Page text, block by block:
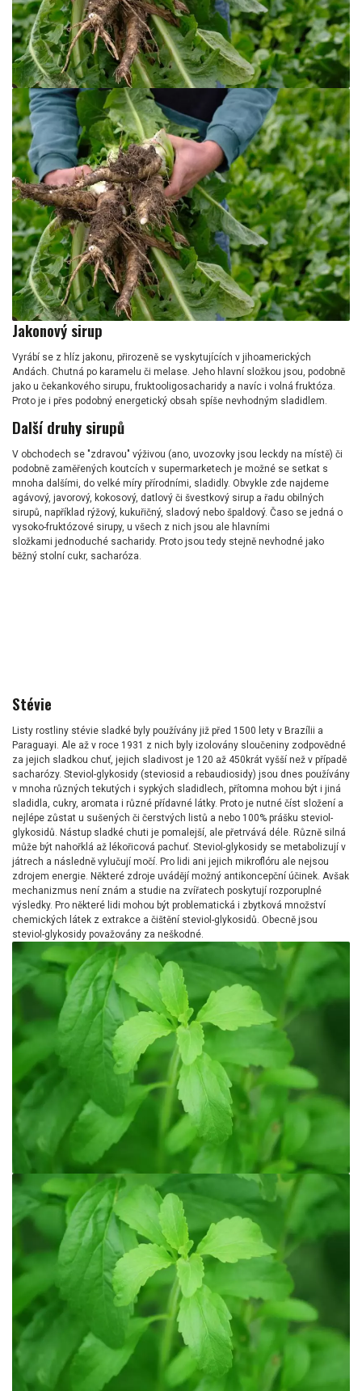
Jakonový sirup
Vyrábí se z hlíz jakonu, přirozeně se vyskytujících v jihoamerických
Andách. Chutná po karamelu či melase. Jeho hlavní složkou jsou, podobně
jako u čekankového sirupu, fruktooligosacharidy a navíc i volná fruktóza.
Proto je i přes podobný energetický obsah spíše nevhodným sladidlem.
Další druhy sirupů
V obchodech se "zdravou" výživou (ano, uvozovky jsou leckdy na místě) či
podobně zaměřených koutcích v supermarketech je možné se setkat s
mnoha dalšími, do velké míry přírodními, sladidly. Obvykle zde najdeme
agávový, javorový, kokosový, datlový či švestkový sirup a řadu obilných
sirupů, například rýžový, kukuřičný, sladový nebo špaldový. Časo se jedná o
vysoko-fruktózové sirupy, u všech z nich jsou ale hlavními
složkami jednoduché sacharidy. Proto jsou tedy stejně nevhodné jako
běžný stolní cukr, sacharóza.
Stévie
Listy rostliny stévie sladké byly používány již před 1500 lety v Brazílii a
Paraguayi. Ale až v roce 1931 z nich byly izolovány sloučeniny zodpovědné
za jejich sladkou chuť, jejich sladivost je 120 až 450krát vyšší než v případě
sacharózy. Steviol-glykosidy (steviosid a rebaudiosidy) jsou dnes používány
v mnoha různých tekutých i sypkých sladidlech, přítomna mohou být i jiná
sladidla, cukry, aromata i různé přídavné látky. Proto je nutné číst složení a
nejlépe zůstat u sušených či čerstvých listů a nebo 100% prášku steviol-
glykosidů. Nástup sladké chuti je pomalejší, ale přetrvává déle. Různě silná
může být nahořklá až lékořicová pachuť. Steviol-glykosidy se metabolizují v
játrech a následně vylučují močí. Pro lidi ani jejich mikroflóru ale nejsou
zdrojem energie. Některé zdroje uvádějí možný antikoncepční účinek. Avšak
mechanizmus není znám a studie na zvířatech poskytují rozporuplné
výsledky. Pro některé lidi mohou být problematická i zbytková množství
chemických látek z extrakce a čištění steviol-glykosidů. Obecně jsou
steviol-glykosidy považovány za neškodné.